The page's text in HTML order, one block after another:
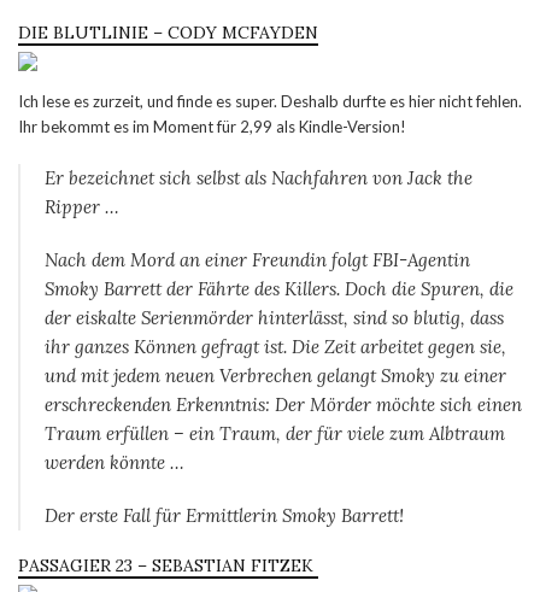
DIE BLUTLINIE – CODY MCFAYDEN
Ich lese es zurzeit, und finde es super. Deshalb durfte es hier nicht fehlen.
Ihr bekommt es im Moment für 2,99 als Kindle-Version!
Er bezeichnet sich selbst als Nachfahren von Jack the
Ripper …
Nach dem Mord an einer Freundin folgt FBI-Agentin
Smoky Barrett der Fährte des Killers. Doch die Spuren, die
der eiskalte Serienmörder hinterlässt, sind so blutig, dass
ihr ganzes Können gefragt ist. Die Zeit arbeitet gegen sie,
und mit jedem neuen Verbrechen gelangt Smoky zu einer
erschreckenden Erkenntnis: Der Mörder möchte sich einen
Traum erfüllen – ein Traum, der für viele zum Albtraum
werden könnte …
Der erste Fall für Ermittlerin Smoky Barrett!
PASSAGIER 23 – SEBASTIAN FITZEK